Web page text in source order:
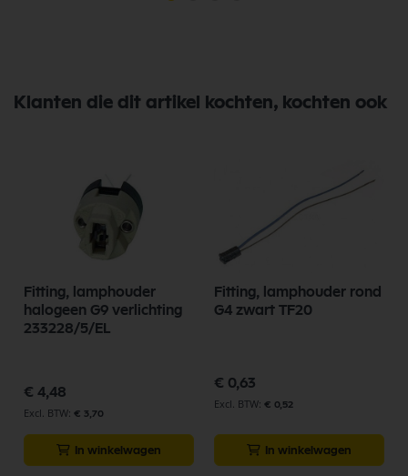
Klanten die dit artikel kochten, kochten ook
Fitting, lamphouder
halogeen G9 verlichting
233228/5/EL
€ 4,48
€ 3,70
In winkelwagen
Fitting, lamphouder rond
G4 zwart TF20
€ 0,63
€ 0,52
In winkelwagen